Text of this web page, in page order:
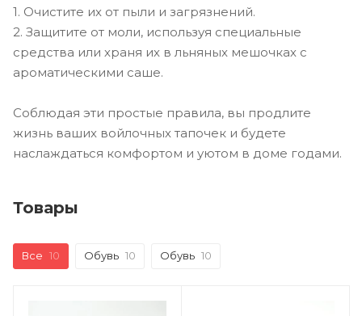
1. Очистите их от пыли и загрязнений.
2. Защитите от моли, используя специальные
средства или храня их в льняных мешочках с
ароматическими саше.
Соблюдая эти простые правила, вы продлите
жизнь ваших войлочных тапочек и будете
наслаждаться комфортом и уютом в доме годами.
Товары
Все 10 Обувь 10 Обувь 10